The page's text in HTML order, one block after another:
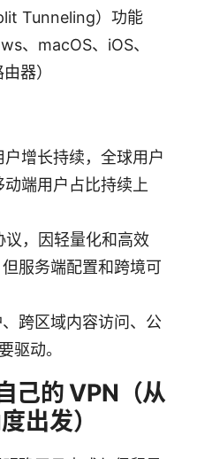
Tunneling）功能
、macOS、iOS、
器）
增长持续，全球用户
端用户占比持续上
，因轻量化和高效
服务端配置和跨境可
跨区域内容访问、公
驱动。
己的 VPN（从
出发）